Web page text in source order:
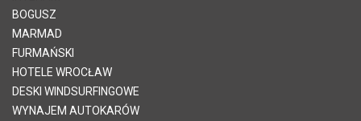
BOGUSZ
MARMAD
FURMAŃSKI
HOTELE WROCŁAW
DESKI WINDSURFINGOWE
WYNAJEM AUTOKARÓW